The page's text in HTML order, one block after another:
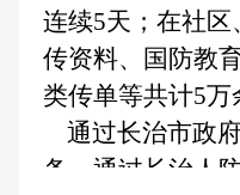
连续5天；在社
传资料、国防教
类传单等共计5万
通过长治市政
条。通过长治人